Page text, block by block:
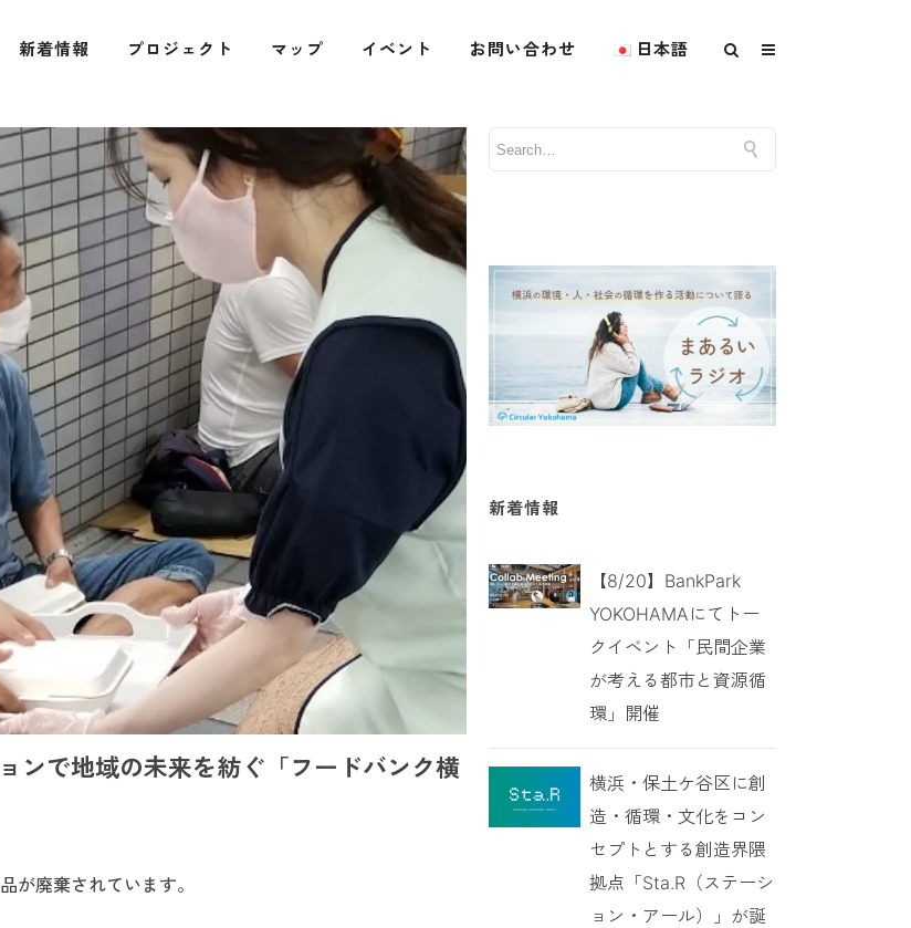
新着情報 プロジェクト マップ イベント お問い合わせ 日本語
ンで地域の未来を紡ぐ「フードバンク横
が廃棄されています。
新着情報
【8/20】BankPark
YOKOHAMAにてトー
クイベント「民間企業
が考える都市と資源循
環」開催
横浜・保土ケ谷区に創
造・循環・文化をコン
セプトとする創造界隈
拠点「Sta.R（ステーシ
ョン・アール）」が誕